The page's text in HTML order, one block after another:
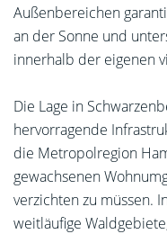
Außenbereichen
an der Sonne und
innerhalb der eigenen
Die Lage in
hervorragende
die Metropolregion
gewachsenen
verzichten zu müssen.
weitläufige